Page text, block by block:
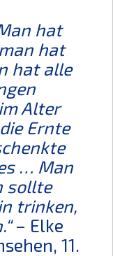
hat
hat
hat alle
Alter
Ernte
… Man
sollte
trinken,
– Elke
11.